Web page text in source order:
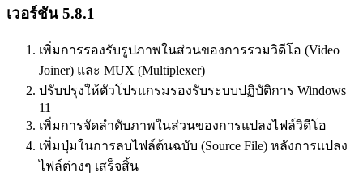
เวอร์ชัน 5.8.1
เพิ่มการรองรับรูปภาพในส่วนของการรวมวิดีโอ (Video
Joiner) และ MUX (Multiplexer)
ปรับปรุงให้ตัวโปรแกรมรองรับระบบปฏิบัติการ Windows
11
เพิ่มการจัดลำดับภาพในส่วนของการแปลงไฟล์วิดีโอ
เพิ่มปุ่มในการลบไฟล์ต้นฉบับ (Source File) หลังการแปลง
ไฟล์ต่างๆ เสร็จสิ้น